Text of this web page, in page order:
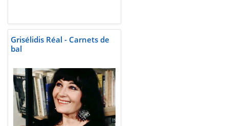
Grisélidis Réal - Carnets de
bal